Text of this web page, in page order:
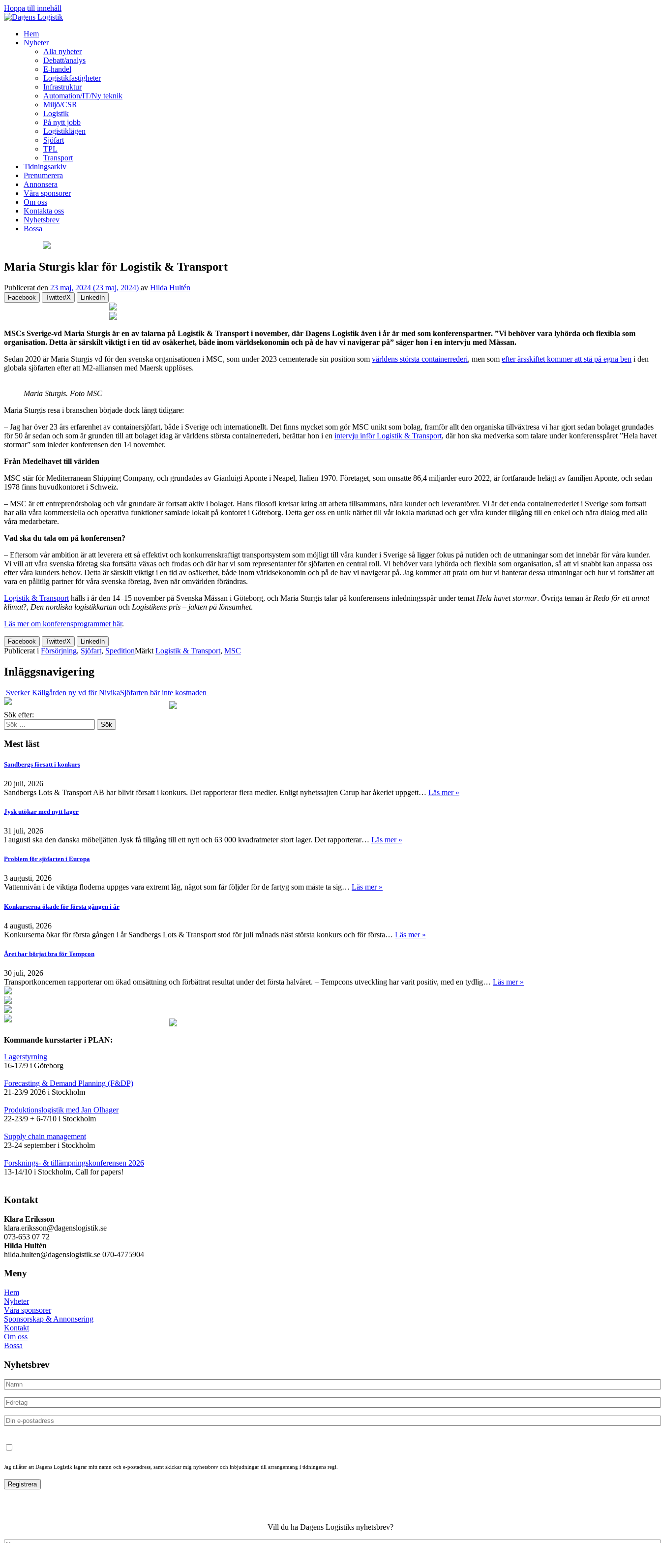
Hoppa till innehåll
Hem
Nyheter
Alla nyheter
Debatt/analys
E-handel
Logistikfastigheter
Infrastruktur
Automation/IT/Ny teknik
Miljö/CSR
Logistik
På nytt jobb
Logistiklägen
Sjöfart
TPL
Transport
Tidningsarkiv
Prenumerera
Annonsera
Våra sponsorer
Om oss
Kontakta oss
Nyhetsbrev
Bossa
Maria Sturgis klar för Logistik & Transport
Publicerat den 23 maj, 2024 (23 maj, 2024) av Hilda Hultén
Facebook Twitter/X LinkedIn
MSCs Sverige-vd Maria Sturgis är en av talarna på Logistik & Transport i november, där Dagens Logistik även i år är med som konferenspartner. ”Vi behöver vara lyhörda och flexibla som
organisation. Detta är särskilt viktigt i en tid av osäkerhet, både inom världsekonomin och på de hav vi navigerar på” säger hon i en intervju med Mässan.
Sedan 2020 är Maria Sturgis vd för den svenska organisationen i MSC, som under 2023 cementerade sin position som världens största containerrederi, men som efter årsskiftet kommer att stå på egna ben i den
globala sjöfarten efter att M2-alliansen med Maersk upplöses.
Maria Sturgis. Foto MSC
Maria Sturgis resa i branschen började dock långt tidigare:
– Jag har över 23 års erfarenhet av containersjöfart, både i Sverige och internationellt. Det finns mycket som gör MSC unikt som bolag, framför allt den organiska tillväxtresa vi har gjort sedan bolaget grundades
för 50 år sedan och som är grunden till att bolaget idag är världens största containerrederi, berättar hon i en intervju inför Logistik & Transport, där hon ska medverka som talare under konferensspåret ”Hela havet
stormar” som inleder konferensen den 14 november.
Från Medelhavet till världen
MSC står för Mediterranean Shipping Company, och grundades av Gianluigi Aponte i Neapel, Italien 1970. Företaget, som omsatte 86,4 miljarder euro 2022, är fortfarande helägt av familjen Aponte, och sedan
1978 finns huvudkontoret i Schweiz.
– MSC är ett entreprenörsbolag och vår grundare är fortsatt aktiv i bolaget. Hans filosofi kretsar kring att arbeta tillsammans, nära kunder och leverantörer. Vi är det enda containerrederiet i Sverige som fortsatt
har alla våra kommersiella och operativa funktioner samlade lokalt på kontoret i Göteborg. Detta ger oss en unik närhet till vår lokala marknad och ger våra kunder tillgång till en enkel och nära dialog med alla
våra medarbetare.
Vad ska du tala om på konferensen?
– Eftersom vår ambition är att leverera ett så effektivt och konkurrenskraftigt transportsystem som möjligt till våra kunder i Sverige så ligger fokus på nutiden och de utmaningar som det innebär för våra kunder.
Vi vill att våra svenska företag ska fortsätta växas och frodas och där har vi som representanter för sjöfarten en central roll. Vi behöver vara lyhörda och flexibla som organisation, så att vi snabbt kan anpassa oss
efter våra kunders behov. Detta är särskilt viktigt i en tid av osäkerhet, både inom världsekonomin och på de hav vi navigerar på. Jag kommer att prata om hur vi hanterar dessa utmaningar och hur vi fortsätter att
vara en pålitlig partner för våra svenska företag, även när omvärlden förändras.
Logistik & Transport hålls i år den 14–15 november på Svenska Mässan i Göteborg, och Maria Sturgis talar på konferensens inledningsspår under temat Hela havet stormar. Övriga teman är Redo för ett annat
klimat?, Den nordiska logistikkartan och Logistikens pris – jakten på lönsamhet.
Läs mer om konferensprogrammet här.
Facebook Twitter/X LinkedIn
Publicerat i Försörjning, Sjöfart, SpeditionMärkt Logistik & Transport, MSC
Inläggsnavigering
Sverker Källgården ny vd för NivikaSjöfarten bär inte kostnaden
Sök efter:
Mest läst
Sandbergs försatt i konkurs
20 juli, 2026
Sandbergs Lots & Transport AB har blivit försatt i konkurs. Det rapporterar flera medier. Enligt nyhetssajten Carup har åkeriet uppgett… Läs mer »
Jysk utökar med nytt lager
31 juli, 2026
I augusti ska den danska möbeljätten Jysk få tillgång till ett nytt och 63 000 kvadratmeter stort lager. Det rapporterar… Läs mer »
Problem för sjöfarten i Europa
3 augusti, 2026
Vattennivån i de viktiga floderna uppges vara extremt låg, något som får följder för de fartyg som måste ta sig… Läs mer »
Konkurserna ökade för första gången i år
4 augusti, 2026
Konkurserna ökar för första gången i år Sandbergs Lots & Transport stod för juli månads näst största konkurs och för första… Läs mer »
Året har börjat bra för Tempcon
30 juli, 2026
Transportkoncernen rapporterar om ökad omsättning och förbättrat resultat under det första halvåret. – Tempcons utveckling har varit positiv, med en tydlig… Läs mer »
Kommande kursstarter i PLAN:
Lagerstyrning
16-17/9 i Göteborg
Forecasting & Demand Planning (F&DP)
21-23/9 2026 i Stockholm
Produktionslogistik med Jan Olhager
22-23/9 + 6-7/10 i Stockholm
Supply chain management
23-24 september i Stockholm
Forsknings- & tillämpningskonferensen 2026
13-14/10 i Stockholm, Call for papers!
Kontakt
Klara Eriksson
klara.eriksson@dagenslogistik.se
073-653 07 72
Hilda Hultén
hilda.hulten@dagenslogistik.se 070-4775904
Meny
Hem
Nyheter
Våra sponsorer
Sponsorskap & Annonsering
Kontakt
Om oss
Bossa
Nyhetsbrev
Jag tillåter att Dagens Logistik lagrar mitt namn och e-postadress, samt skickar mig nyhetsbrev och inbjudningar till arrangemang i tidningens regi.
Vill du ha Dagens Logistiks nyhetsbrev?